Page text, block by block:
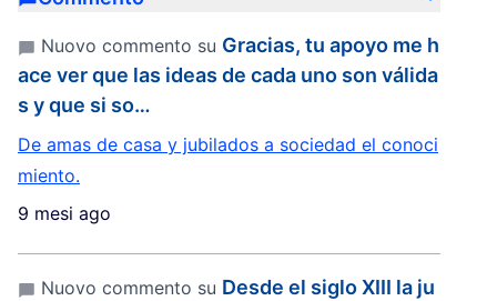
9 mesi ago
Nuovo commento su Gracias, tu apoyo me h
ace ver que las ideas de cada uno son válida
s y que si so…
De amas de casa y jubilados a sociedad el conoci
miento.
Nuovo commento su Desde el siglo XIII la ju